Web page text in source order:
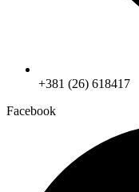
+381 (26) 618417
Facebook